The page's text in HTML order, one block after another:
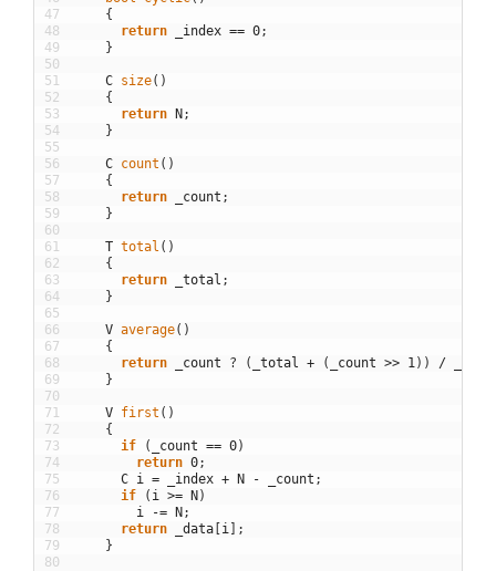
47
48
49
50
51
52
53
54
55
56
57
58
59
60
61
62
63
64
65
66
67
68
69
70
71
72
73
74
75
76
77
78
79
80
{
return
_index == 0;
}
C size( )
{
return
N ;
}
C count ( )
{
return
_count ;
}
T total ( )
{
return
_total ;
}
V average( )
{
return
_count ? ( _total + ( _count >> 1) ) /
}
V first ( )
{
if
( _count == 0)
return 0;
C i = _index + N - _count ;
if
( i >= N )
i
-= N ;
return
_data i
;
}